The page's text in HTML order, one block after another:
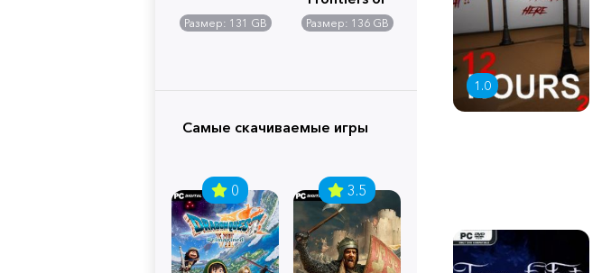
Размер: 131 GB
Pandora
Размер: 136 GB
Самые скачиваемые игры
0 3.5
1.0